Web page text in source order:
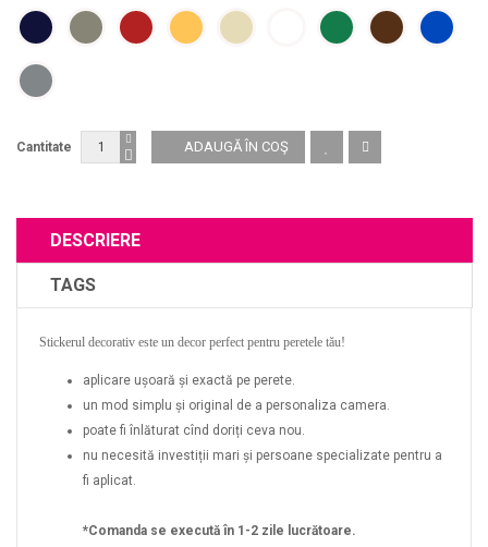
Cantitate
DESCRIERE
TAGS
Stickerul decorativ este un decor perfect pentru peretele tău!
aplicare ușoară și exactă pe perete.
un mod simplu și original de a personaliza camera.
poate fi înlăturat cînd doriți ceva nou.
nu necesită investiții mari și persoane specializate pentru a
fi aplicat.
*Comanda se execută în 1-2 zile lucrătoare.